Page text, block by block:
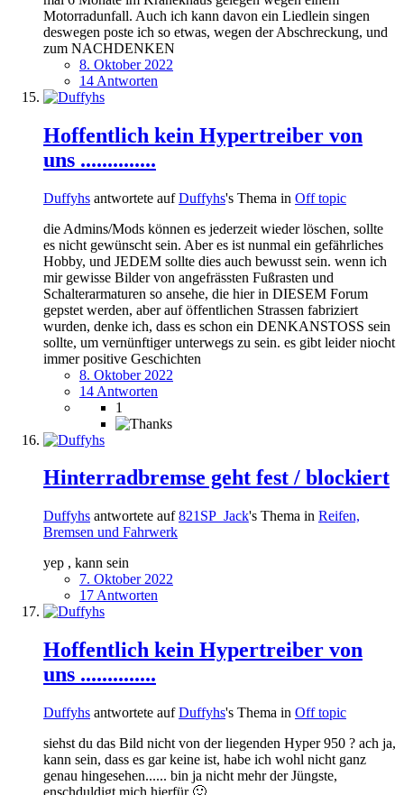
Motorradunfall. Auch ich kann davon ein Liedlein singen
deswegen poste ich so etwas, wegen der Abschreckung, und
zum NACHDENKEN
8. Oktober 2022
14 Antworten
Hoffentlich kein Hypertreiber von
uns ..............
Duffyhs antwortete aufDuffyhs's Thema in Off topic
die Admins/Mods können es jederzeit wieder löschen, sollte
es nicht gewünscht sein. Aber es ist nunmal ein gefährliches
Hobby, und JEDEM sollte dies auch bewusst sein. wenn ich
mir gewisse Bilder von angefrässten Fußrasten und
Schalterarmaturen so ansehe, die hier in DIESEM Forum
gepstet werden, aber auf öffentlichen Strassen fabriziert
wurden, denke ich, dass es schon ein DENKANSTOSS sein
sollte, um vernünftiger unterwegs zu sein. es gibt leider niocht
immer positive Geschichten
8. Oktober 2022
14 Antworten
1
Hinterradbremse geht fest / blockiert
Duffyhs antwortete auf821SP_Jack's Thema in Reifen,
Bremsen und Fahrwerk
yep , kann sein
7. Oktober 2022
17 Antworten
Hoffentlich kein Hypertreiber von
uns ..............
Duffyhs antwortete aufDuffyhs's Thema in Off topic
siehst du das Bild nicht von der liegenden Hyper 950 ? ach ja,
kann sein, dass es gar keine ist, habe ich wohl nicht ganz
genau hingesehen...... bin ja nicht mehr der Jüngste,